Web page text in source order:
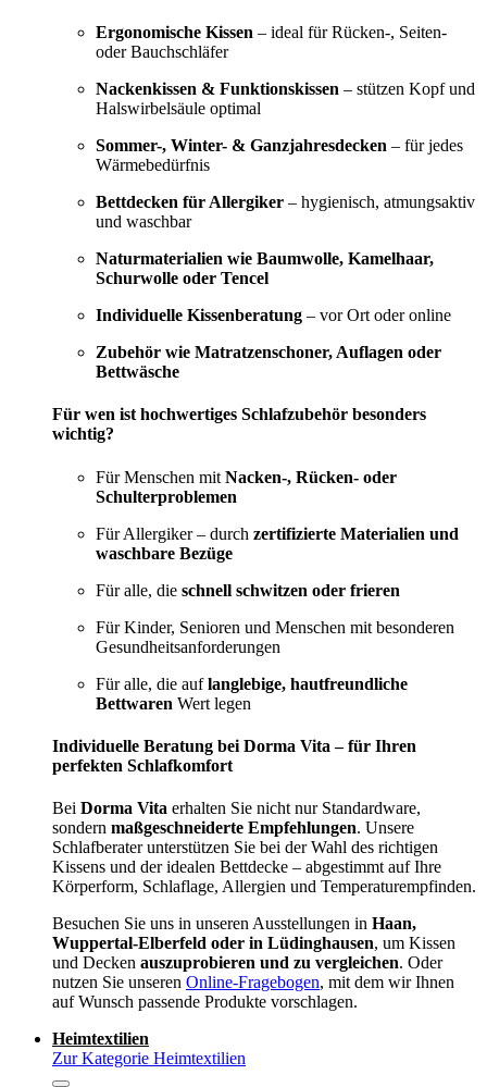
Ergonomische Kissen – ideal für Rücken-, Seiten-
oder Bauchschläfer
Nackenkissen & Funktionskissen – stützen Kopf und
Halswirbelsäule optimal
Sommer-, Winter- & Ganzjahresdecken – für jedes
Wärmebedürfnis
Bettdecken für Allergiker – hygienisch, atmungsaktiv
und waschbar
Naturmaterialien wie Baumwolle, Kamelhaar,
Schurwolle oder Tencel
Individuelle Kissenberatung – vor Ort oder online
Zubehör wie Matratzenschoner, Auflagen oder
Bettwäsche
Für wen ist hochwertiges Schlafzubehör besonders
wichtig?
Für Menschen mit Nacken-, Rücken- oder
Schulterproblemen
Für Allergiker – durch zertifizierte Materialien und
waschbare Bezüge
Für alle, die schnell schwitzen oder frieren
Für Kinder, Senioren und Menschen mit besonderen
Gesundheitsanforderungen
Für alle, die auflanglebige, hautfreundliche
Bettwaren Wert legen
Individuelle Beratung bei Dorma Vita – für Ihren
perfekten Schlafkomfort
Bei Dorma Vita erhalten Sie nicht nur Standardware,
sondern maßgeschneiderte Empfehlungen. Unsere
Schlafberater unterstützen Sie bei der Wahl des richtigen
Kissens und der idealen Bettdecke – abgestimmt auf Ihre
Körperform, Schlaflage, Allergien und Temperaturempfinden.
Besuchen Sie uns in unseren Ausstellungen in Haan,
Wuppertal-Elberfeld oder in Lüdinghausen, um Kissen
und Decken auszuprobieren und zu vergleichen. Oder
nutzen Sie unseren Online-Fragebogen, mit dem wir Ihnen
auf Wunsch passende Produkte vorschlagen.
Heimtextilien
Zur Kategorie Heimtextilien